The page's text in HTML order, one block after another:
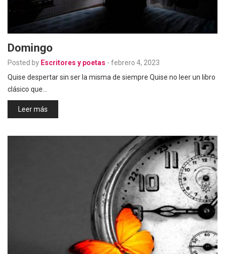
Domingo
Posted by Escritores y poetas - febrero 4, 2023
Quise despertar sin ser la misma de siempre Quise no leer un libro
clásico que…
Leer más